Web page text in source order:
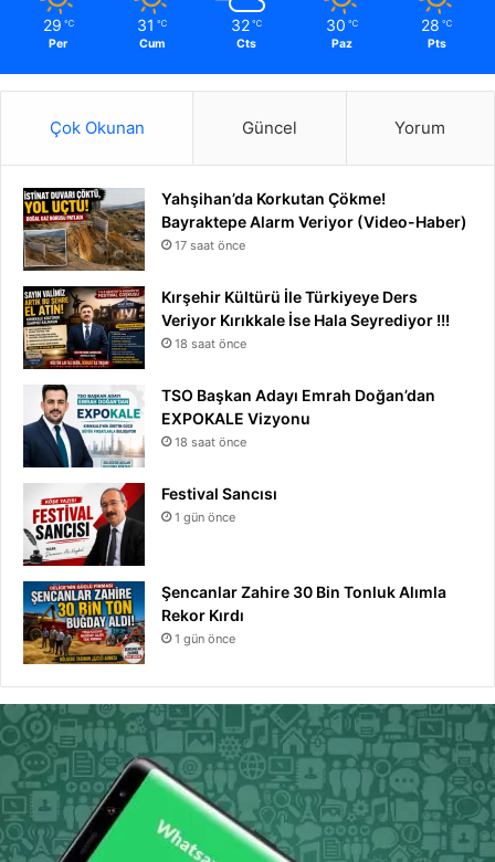
29 ℃
Per
31 ℃
Cum
32 ℃
Cts
30 ℃
Paz
28 ℃
Pts
Çok Okunan Güncel Yorum
Yahşihan’da Korkutan Çökme!
Bayraktepe Alarm Veriyor (Video-Haber)
17 saat önce
Kırşehir Kültürü İle Türkiyeye Ders
Veriyor Kırıkkale İse Hala Seyrediyor !!!
18 saat önce
TSO Başkan Adayı Emrah Doğan’dan
EXPOKALE Vizyonu
18 saat önce
Festival Sancısı
1 gün önce
Şencanlar Zahire 30 Bin Tonluk Alımla
Rekor Kırdı
1 gün önce